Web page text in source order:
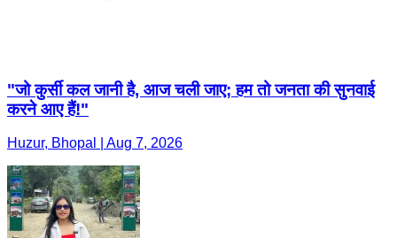
"जो कुर्सी कल जानी है, आज चली जाए; हम तो जनता की सुनवाई
करने आए हैं!"
Huzur, Bhopal | Aug 7, 2026